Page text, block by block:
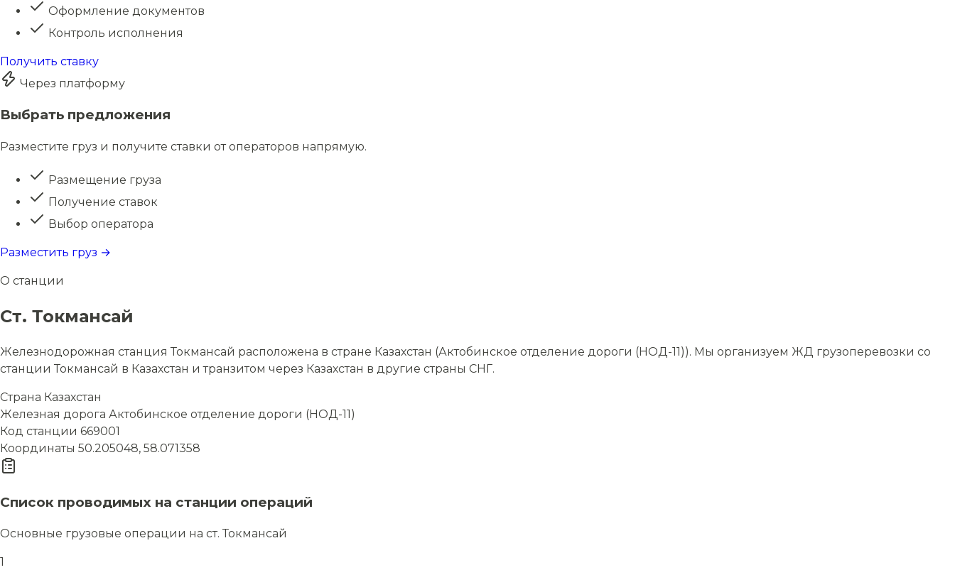
Оформление документов
Контроль исполнения
Получить ставку
Через платформу
Выбрать предложения
Разместите груз и получите ставки от операторов напрямую.
Размещение груза
Получение ставок
Выбор оператора
Разместить груз →
О станции
Ст. Токмансай
Железнодорожная станция Токмансай расположена в стране Казахстан (Актобинское отделение дороги (НОД-11)). Мы организуем ЖД грузоперевозки со
станции Токмансай в Казахстан и транзитом через Казахстан в другие страны СНГ.
Страна Казахстан
Железная дорога Актобинское отделение дороги (НОД-11)
Код станции 669001
Координаты 50.205048, 58.071358
Список проводимых на станции операций
Основные грузовые операции на ст. Токмансай
1